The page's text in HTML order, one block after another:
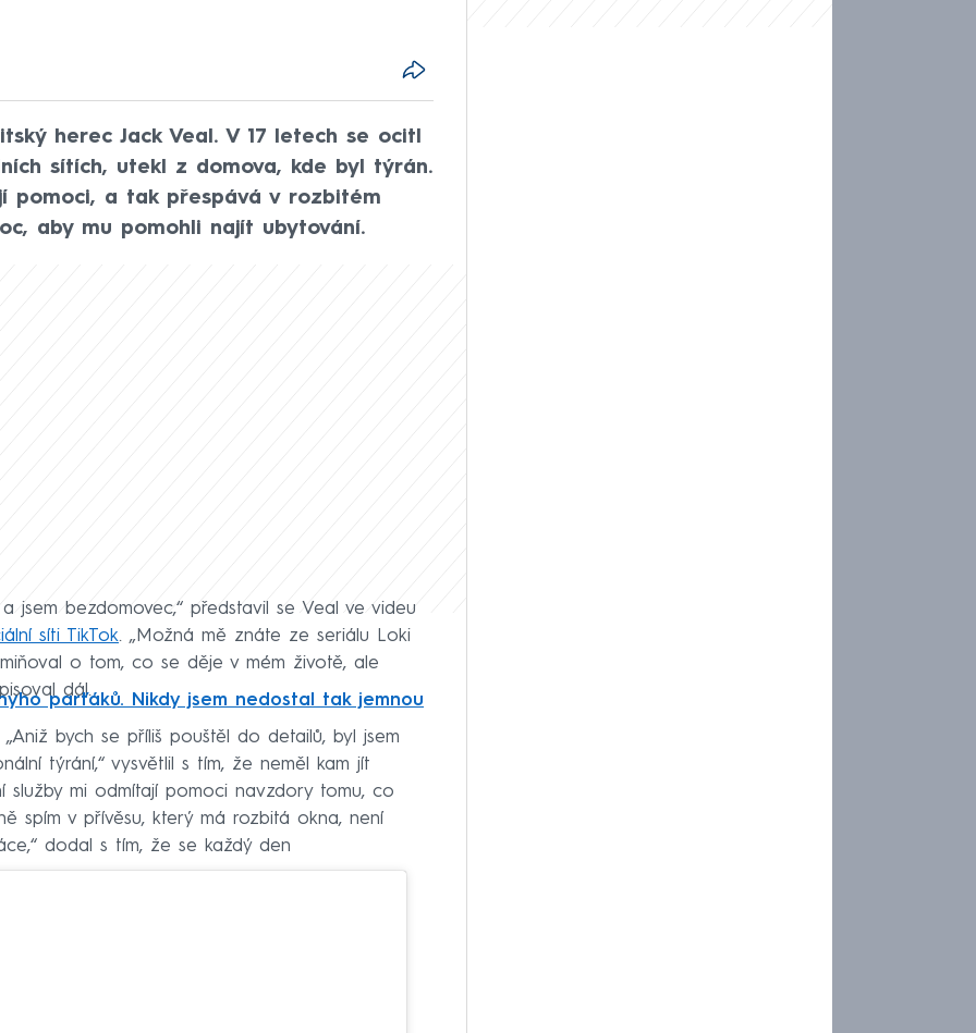
herec Jack Veal. V 17 letech se ocitl
sítích, utekl z domova, kde byl týrán.
pomoci, a tak přespává v rozbitém
aby mu pomohli najít ubytování.
jsem bezdomovec,“ představil se Veal ve videu
síti TikTok. „Možná mě znáte ze seriálu Loki
o tom, co se děje v mém životě, ale
dál.
parťáků. Nikdy jsem nedostal tak jemnou
bych se příliš pouštěl do detailů, byl jsem
týrání,“ vysvětlil s tím, že neměl kam jít
služby mi odmítají pomoci navzdory tomu, co
spím v přívěsu, který má rozbitá okna, není
dodal s tím, že se každý den